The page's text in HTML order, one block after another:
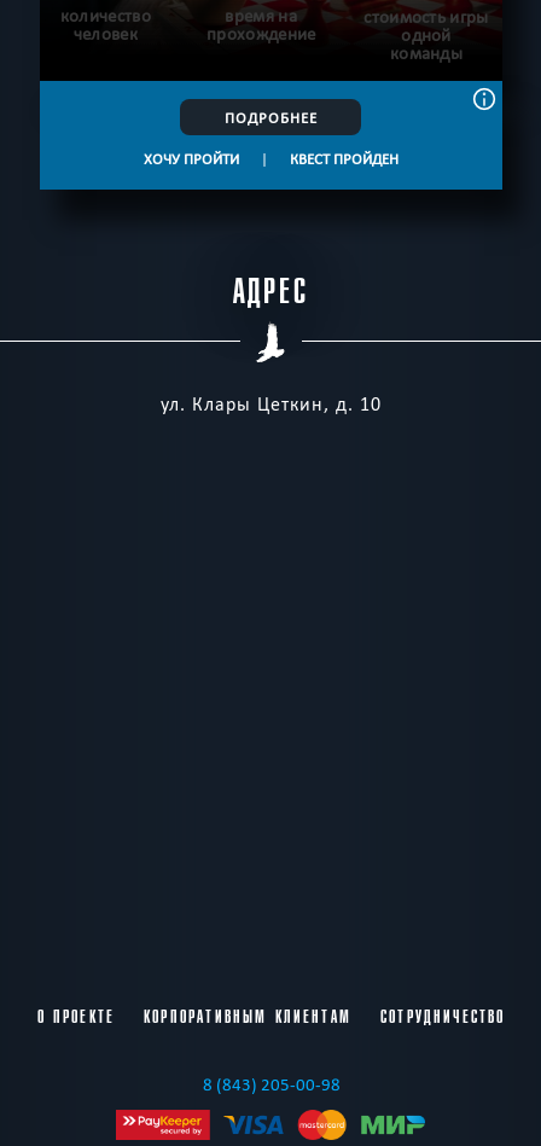
количество
человек
время на
прохождение
стоимость игры
одной
команды
ПОДРОБНЕЕ
ХОЧУ ПРОЙТИ | КВЕСТ ПРОЙДЕН
АДРЕС
ул. Клары Цеткин, д. 10
О ПРОЕКТЕ КОРПОРАТИВНЫМ КЛИЕНТАМ СОТРУДНИЧЕСТВО
8 (843) 205-00-98